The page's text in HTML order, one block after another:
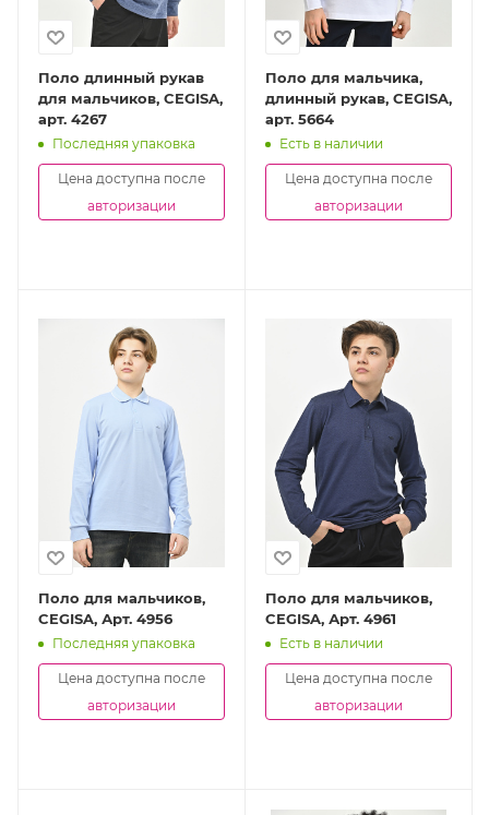
Поло длинный рукав
для мальчиков, CEGISA,
арт. 4267
Последняя упаковка
Цена доступна после
авторизации
Поло для мальчика,
длинный рукав, CEGISA,
арт. 5664
Есть в наличии
Цена доступна после
авторизации
Поло для мальчиков,
CEGISA, Арт. 4956
Последняя упаковка
Цена доступна после
авторизации
Поло для мальчиков,
CEGISA, Арт. 4961
Есть в наличии
Цена доступна после
авторизации